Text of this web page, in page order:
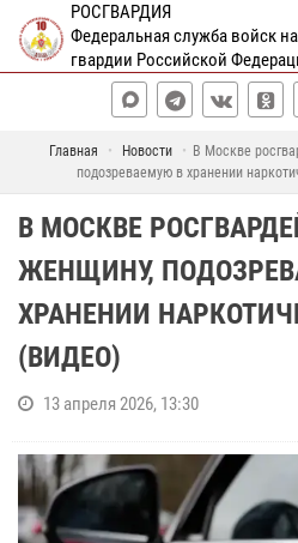
РОСГВАРДИЯ
Федеральная служба войск
гвардии Российской
Главная Новости
В Москве
подозреваемую в хранении
В МОСКВЕ
ЖЕНЩИНУ,
ХРАНЕНИИ
(ВИДЕО)
13 апреля 2026, 13:30